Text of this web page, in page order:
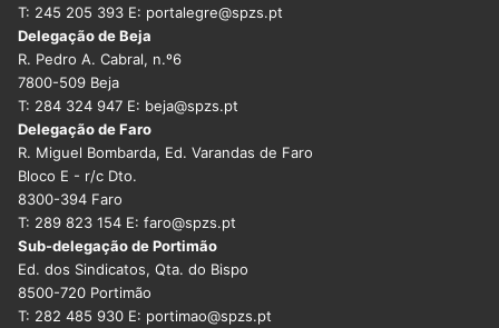
T: 245 205 393 E: portalegre@spzs.pt
Delegação de Beja
R. Pedro A. Cabral, n.º6
7800-509 Beja
T: 284 324 947 E: beja@spzs.pt
Delegação de Faro
R. Miguel Bombarda, Ed. Varandas de Faro
Bloco E - r/c Dto.
8300-394 Faro
T: 289 823 154 E: faro@spzs.pt
Sub-delegação de Portimão
Ed. dos Sindicatos, Qta. do Bispo
8500-720 Portimão
T: 282 485 930 E: portimao@spzs.pt